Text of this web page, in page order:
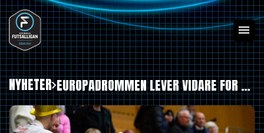
NYHETER EUROPADRÖMMEN LEVER VIDARE FÖR ÖREBRO SK